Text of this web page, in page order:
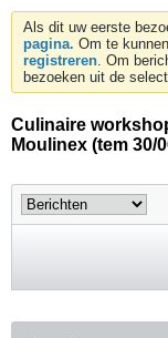
Als dit uw eerste
pagina. Om te
registreren. Om
bezoeken uit de
Culinaire
Moulinex (tem 30/